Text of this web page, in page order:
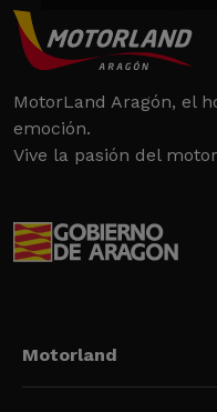
MotorLand Aragón, el
emoción.
Vive la pasión del
Motorland